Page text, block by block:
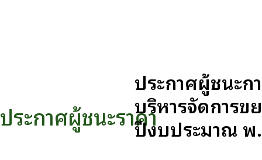
ประกาศผู้ชนะราคา
ประกาศผู้ชนะก
บริหารจัดการข
ปีงบประมาณ พ